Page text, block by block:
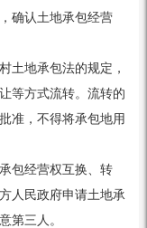
确认土地承包经营
地承包法的规定，
等方式流转。流转的
准，不得将承包地用
包经营权互换、转
人民政府申请土地承
第三人。